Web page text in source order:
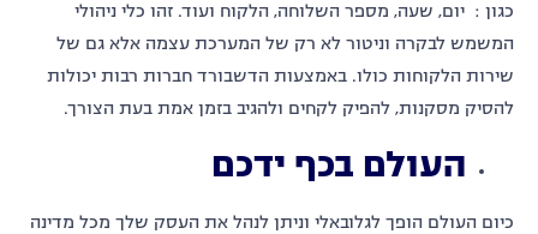
כגון : יום, שעה, מספר השלוחה, הלקוח ועוד. זהו כלי ניהולי
המשמש לבקרה וניטור לא רק של המערכת עצמה אלא גם של
שירות הלקוחות כולו. באמצעות הדשבורד חברות רבות יכולות
להסיק מסקנות, להפיק לקחים ולהגיב בזמן אמת בעת הצורך.
העולם בכף ידכם
כיום העולם הופך לגלובאלי וניתן לנהל את העסק שלך מכל מדינה